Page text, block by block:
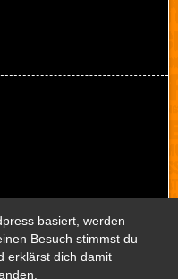
basiert, werden
Besuch stimmst du
erklärst dich damit